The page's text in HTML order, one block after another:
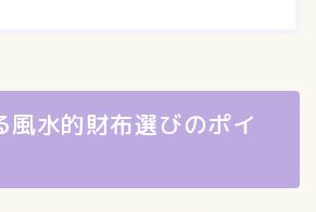
風水的財布選びのポイ